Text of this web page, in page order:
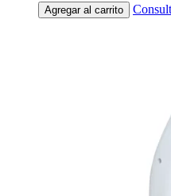
Agregar al carrito